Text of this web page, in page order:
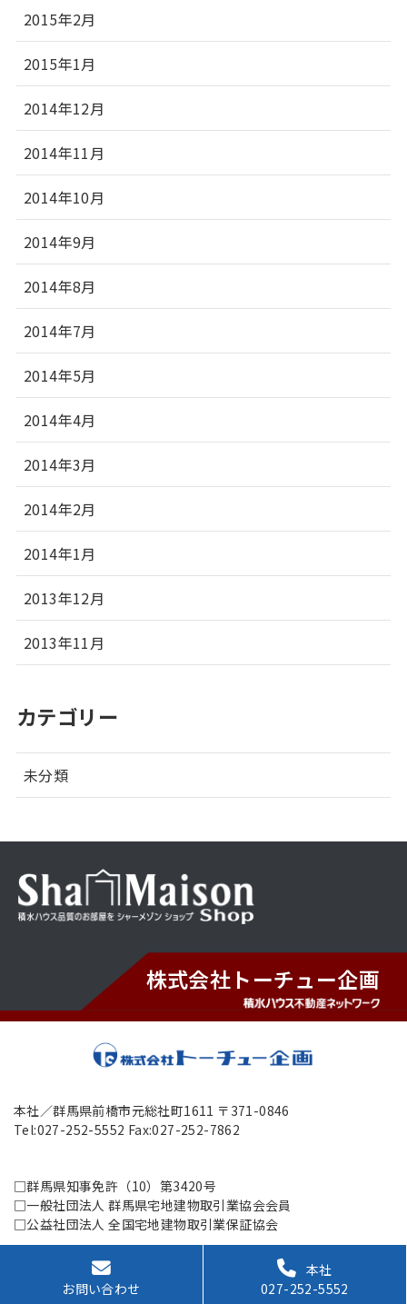
2015年2月
2015年1月
2014年12月
2014年11月
2014年10月
2014年9月
2014年8月
2014年7月
2014年5月
2014年4月
2014年3月
2014年2月
2014年1月
2013年12月
2013年11月
カテゴリー
未分類
株式会社トーチュー企画
本社／群馬県前橋市元総社町1611 〒371-0846
Tel:027-252-5552 Fax:027-252-7862
□群馬県知事免許（10）第3420号
□一般社団法人 群馬県宅地建物取引業協会会員
□公益社団法人 全国宅地建物取引業保証協会
お問い合わせ
本社
027-252-5552